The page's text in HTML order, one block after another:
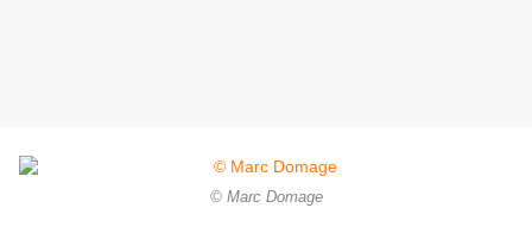
© Marc Domage